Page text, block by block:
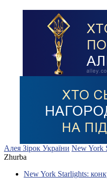
Алея Зірок України New York
Zhurba
New York Starlights: